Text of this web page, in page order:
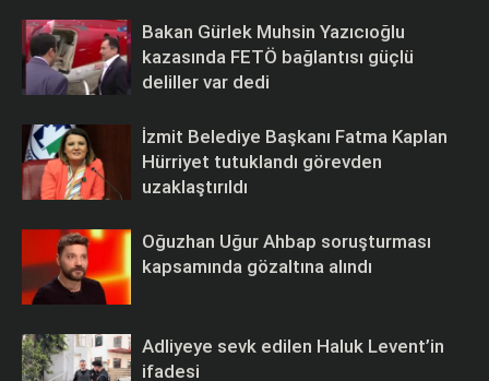
Bakan Gürlek Muhsin Yazıcıoğlu
kazasında FETÖ bağlantısı güçlü
deliller var dedi
İzmit Belediye Başkanı Fatma Kaplan
Hürriyet tutuklandı görevden
uzaklaştırıldı
Oğuzhan Uğur Ahbap soruşturması
kapsamında gözaltına alındı
Adliyeye sevk edilen Haluk Levent’in
ifadesi